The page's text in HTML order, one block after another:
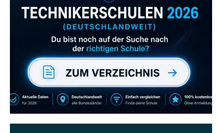
Abonniere uns auch
gerne
wenn dir unsere Videos gefallen!
ZUM YOUTUBE KANAL